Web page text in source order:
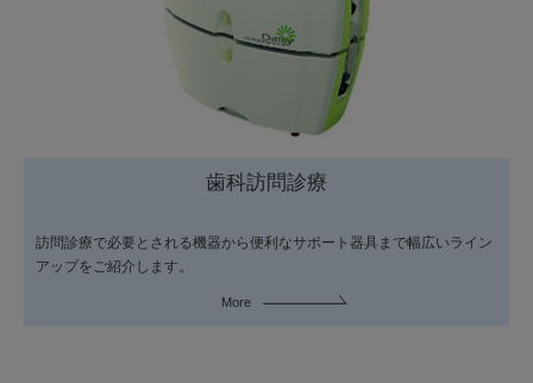
歯科訪問診療
訪問診療で必要とされる機器から便利なサポート器具まで幅広いライン
アップをご紹介します。
More